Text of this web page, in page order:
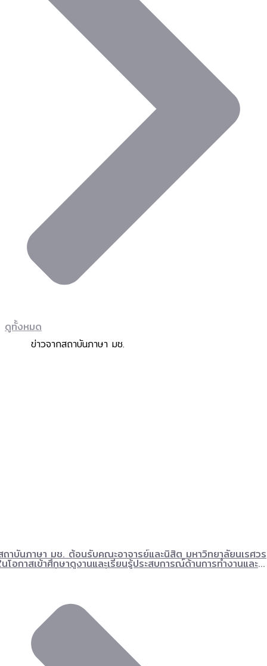
ดูทั้งหมด
ข่าวจากสถาบันภาษา มช.
ถาบันภาษา มช. ต้อนรับคณะอาจารย์และนิสิต มหาวิทยาลัยนเรศวร
นโอกาสเข้าศึกษาดูงานและเรียนรู้ประสบการณ์ด้านการทำงานและ
ารสอนภาษาอังกฤษในระดับนานาชาติ